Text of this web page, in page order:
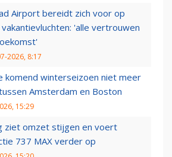
Airport bereidt zich voor op
'alle vertrouwen
2026, 8:17
komend winterseizoen niet meer
Amsterdam en Boston
15:29
ziet omzet stijgen en voert
737 MAX verder op